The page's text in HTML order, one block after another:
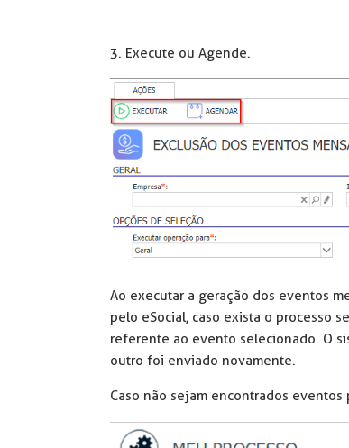
3. Execute ou Agende.
Ao executar a geração dos eventos
pelo eSocial, caso exista o processo
referente ao evento selecionado. O
outro foi enviado novamente.
Caso não sejam encontrados